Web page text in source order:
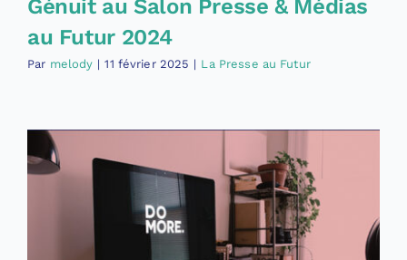
Génuit au Salon Presse & Médias
au Futur 2024
Par melody | 11 février 2025 | La Presse au Futur